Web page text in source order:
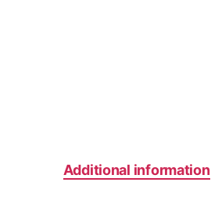
Additional information